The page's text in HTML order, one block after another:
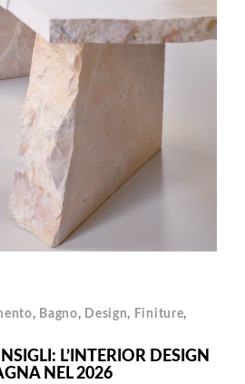
, Bagno, Design, Finiture,
L’INTERIOR DESIGN
NEL 2026